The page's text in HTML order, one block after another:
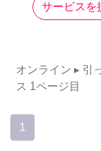
サービスを
オンライン ▸ 引
ス 1ページ目
1